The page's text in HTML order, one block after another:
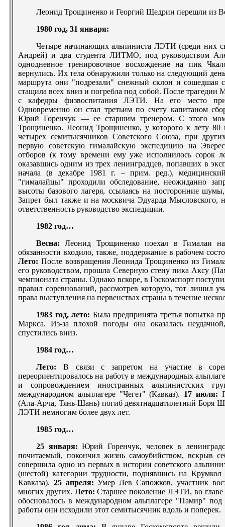
Леонид Трощиненко и Георгий Щедрин перешли из
1980 год, 31 января:
Четыре начинающих альпиниста ЛЭТИ (среди них
Андрей) и два студента ЛИТМО, под руководством
однодневное тренировочное восхождение на пик
вернулись. Их тела обнаружили только на следующий
маршрута они "подрезали" снежный склон и сошедшая
стащила всех вниз и погребла под собой. После
с кафедры физвоспитания ЛЭТИ. На его место
Одновременно он стал третьим по счету капитаном
Юрий Горенчук — ее старшим тренером. С этого
Трощиненко. Леонид Трощиненко, у которого к лету
четырех семитысячников Советского Союза, при
первую советскую гималайскую экспедицию на
отборов (к тому времени ему уже исполнилось сорок
оказавшись одним из трех ленинградцев, попавших в
начала (в декабре 1981 г. – прим. ред.),
"гималайцы" проходили обследование, неожиданно
высоты базового лагеря, ссылаясь на посторонние
Запрет был также и на москвича Эдуарда Мысловского,
ответственность руководство экспедиции.
1982 год…
Весна:Леонид Трощиненко поехал в Гималаи
обязанности входило, также, поддержание в рабочем
Лето: После возвращения Леонида Трощиненко из
его руководством, прошла Северную стену пика Аксу
чемпионата страны. Однако вскоре, в Госкомспорт
правил соревнований, рассмотрев которую, тот лишил
права выступления на первенствах страны в течение
1983 год, лето: Была предпринята третья попытка
Маркса. Из-за плохой погоды она оказалась
спустились вниз.
1984 год…
Лето: В связи с запретом на участие в
переориентировалось на работу в международных
и сопровождением иностранных альпинистских
международном альплагере "Чегет" (Кавказ). 17 июля:
(Ала-Арча, Тянь-Шань) погиб девятнадцатилетний Боря
ЛЭТИ немногим более двух лет.
1985 год…
25 января: Юрий Горенчук, человек в
почитаемый, покончил жизнь самоубийством, вскрыв
совершила одно из первых в истории советского
(шестой) категории трудности, поднявшись на
Кавказа). 25 апреля:Умер Лев Сапожков, участник
многих других. Лето:Старшее поколение ЛЭТИ, во
обосновалось в международном альплагере "Памир"
работы они исходили этот семитысячник вдоль и поперек.